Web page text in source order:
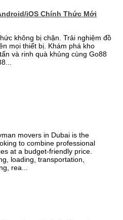
iOS Chính Thức Mới
không bị chặn. Trải nghiệm đồ
mọi thiết bị. Khám phá kho
và rinh quà khủng cùng Go88
movers in Dubai is the
to combine professional
at a budget-friendly price.
loading, transportation,
rea...